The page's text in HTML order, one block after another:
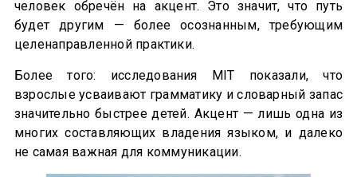
человек обречён на акцент. Это значит, что путь
будет другим — более осознанным, требующим
целенаправленной практики.
Более того: исследования MIT показали, что
взрослые усваивают грамматику и словарный запас
значительно быстрее детей. Акцент — лишь одна из
многих составляющих владения языком, и далеко
не самая важная для коммуникации.